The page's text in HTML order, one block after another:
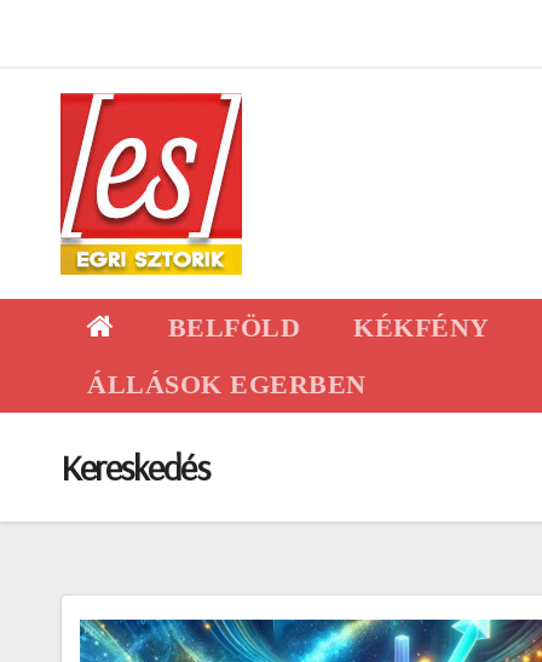
content
BELFÖLD KÉKFÉNY
ÁLLÁSOK EGERBEN
Kereskedés